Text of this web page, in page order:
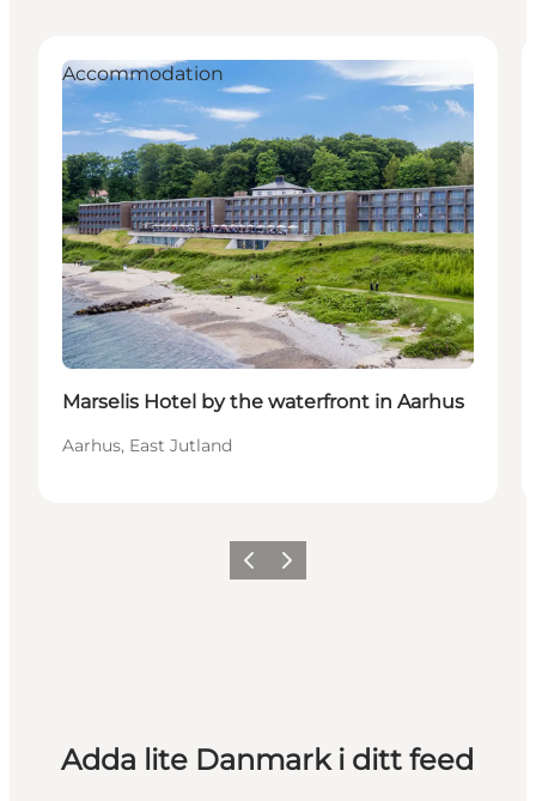
Accommodation
Marselis Hotel by the waterfront in Aarhus
Aarhus, East Jutland
Föregående
Nästa
Adda lite Danmark i ditt feed